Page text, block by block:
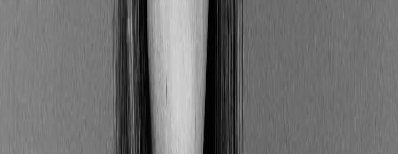
Englobe les produits « classiques » n’ayant pas
d’objectif de durabilité et qui ne font pas la
promotion des critères environnementaux,
sociaux et de gouvernance.